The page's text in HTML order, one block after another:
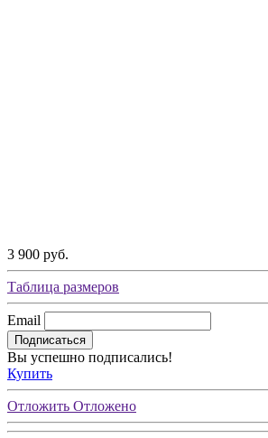
3 900 руб.
Таблица размеров
Email
Подписаться
Вы успешно подписались!
Купить
Отложить Отложено